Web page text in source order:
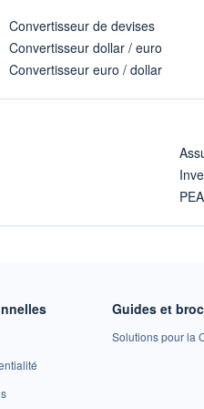
Convertisseur de devises
Convertisseur dollar / euro
Convertisseur euro / dollar
PEA
Guides et
Solutions pour la